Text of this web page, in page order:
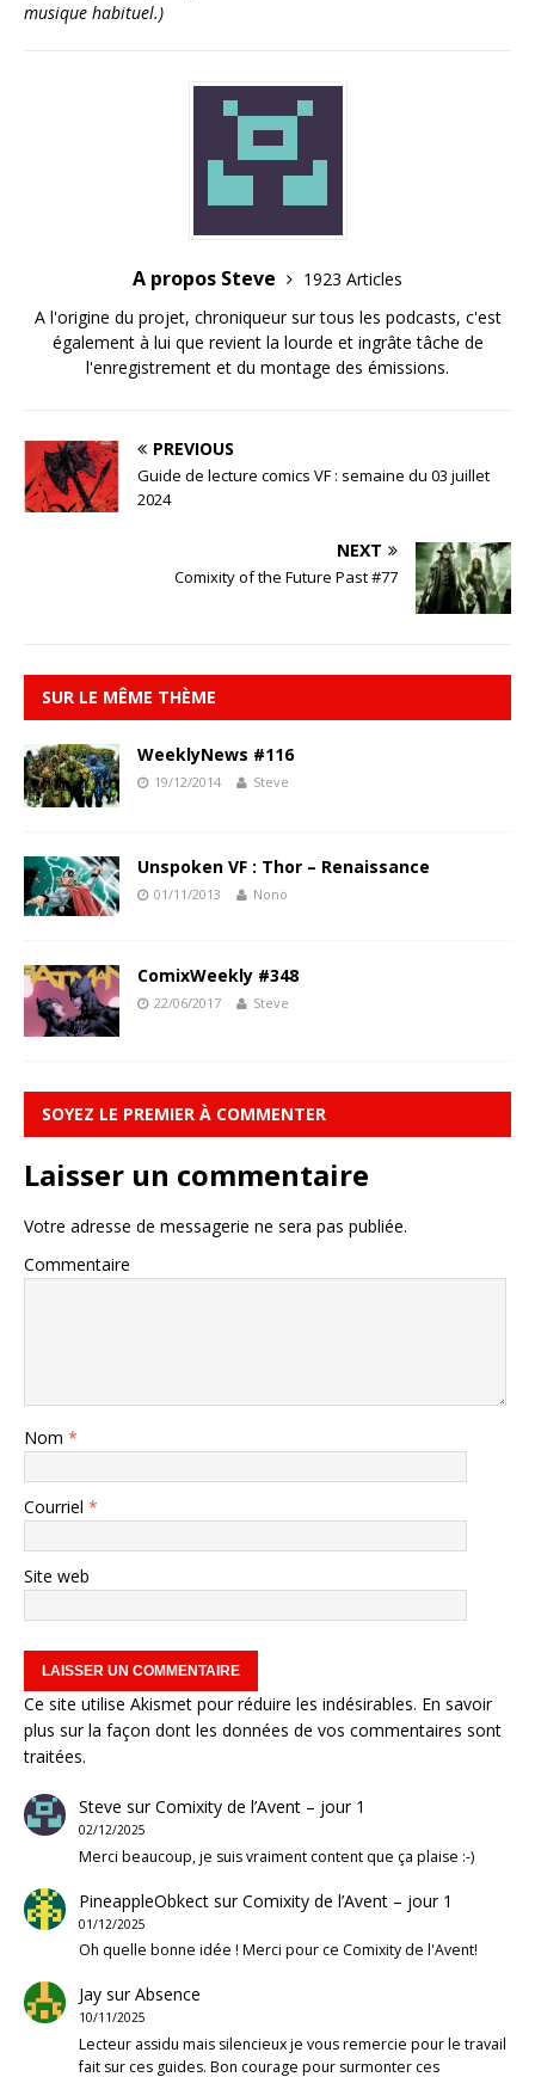
musique habituel.)
A propos Steve
1923 Articles
A l'origine du projet, chroniqueur sur tous les podcasts, c'est
également à lui que revient la lourde et ingrâte tâche de
l'enregistrement et du montage des émissions.
PREVIOUS
Guide de lecture comics VF : semaine du 03 juillet
2024
NEXT
Comixity of the Future Past #77
SUR LE MÊME THÈME
WeeklyNews #116
19/12/2014 Steve
Unspoken VF : Thor – Renaissance
01/11/2013 Nonö
ComixWeekly #348
22/06/2017 Steve
SOYEZ LE PREMIER À COMMENTER
Laisser un commentaire
Votre adresse de messagerie ne sera pas publiée.
Commentaire
Nom *
Courriel *
Site web
Ce site utilise Akismet pour réduire les indésirables. En savoir
plus sur la façon dont les données de vos commentaires sont
traitées.
Steve surComixity de l’Avent – jour 1
02/12/2025
Merci beaucoup, je suis vraiment content que ça plaise :-)
PineappleObkectsurComixity de l’Avent – jour 1
01/12/2025
Oh quelle bonne idée ! Merci pour ce Comixity de l'Avent!
JaysurAbsence
10/11/2025
Lecteur assidu mais silencieux je vous remercie pour le travail
fait sur ces guides. Bon courage pour surmonter ces